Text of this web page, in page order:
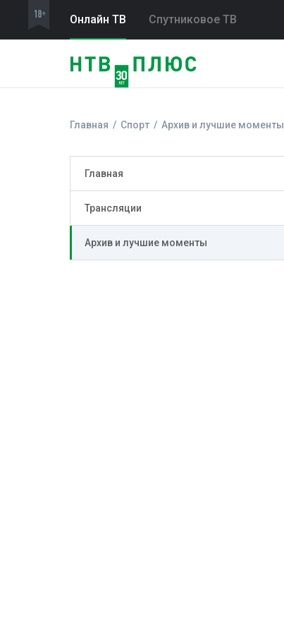
Онлайн ТВ Спутниковое ТВ
Главная Спорт Архив и лучшие моменты
Главная
Трансляции
Архив и лучшие моменты